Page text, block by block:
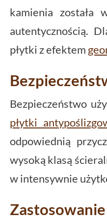
kamienia została
autentycznością.
płytki z efektem
Bezpieczeństwo
płytki
odpowiednią
wysoką klasą
w intensywnie